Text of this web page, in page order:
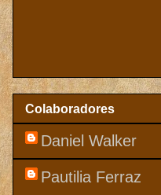
Colaboradores
Daniel Walker
Pautilia Ferraz